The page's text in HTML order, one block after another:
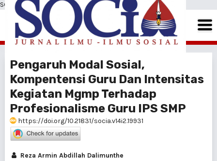
SOCIA: Jurnal Ilmu-Ilmu Sosial
Pengaruh Modal Sosial,
Kompentensi Guru Dan Intensitas
Kegiatan Mgmp Terhadap
Profesionalisme Guru IPS SMP
https://doi.org/10.21831/socia.v14i2.19931
Reza Armin Abdillah Dalimunthe